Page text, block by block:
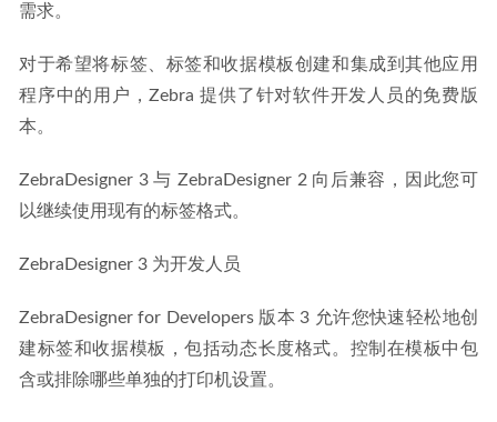
需求。
对于希望将标签、标签和收据模板创建和集成到其他应用
程序中的用户，Zebra 提供了针对软件开发人员的免费版
本。
ZebraDesigner 3 与 ZebraDesigner 2 向后兼容，因此您可
以继续使用现有的标签格式。
ZebraDesigner 3 为开发人员
ZebraDesigner for Developers 版本 3 允许您快速轻松地创
建标签和收据模板，包括动态长度格式。控制在模板中包
含或排除哪些单独的打印机设置。